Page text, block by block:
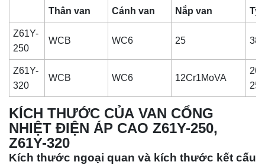
Thân van Cánh van Nắp van Ty
Z61Y-
250
WCB WC6 25
Z61Y-
320
WCB WC6 12Cr1MoVA
KÍCH THƯỚC CỦA VAN CỔNG
NHIỆT ĐIỆN ÁP CAO Z61Y-250,
Z61Y-320
Kích thước ngoại quan và kích thước kết cấu